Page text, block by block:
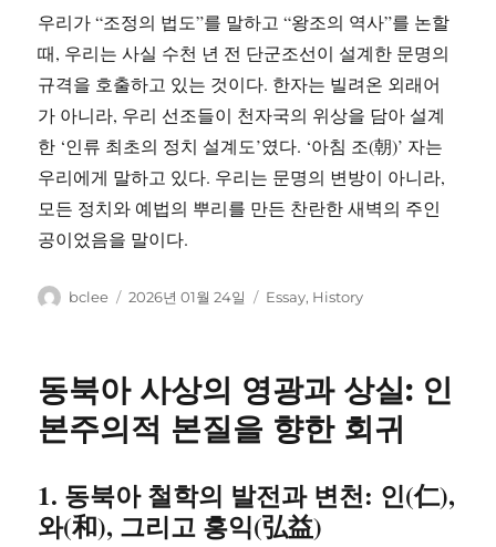
우리가 “조정의 법도”를 말하고 “왕조의 역사”를 논할
때, 우리는 사실 수천 년 전 단군조선이 설계한 문명의
규격을 호출하고 있는 것이다. 한자는 빌려온 외래어
가 아니라, 우리 선조들이 천자국의 위상을 담아 설계
한 ‘인류 최초의 정치 설계도’였다. ‘아침 조(朝)’ 자는
우리에게 말하고 있다. 우리는 문명의 변방이 아니라,
모든 정치와 예법의 뿌리를 만든 찬란한 새벽의 주인
공이었음을 말이다.
글
bclee
작
2026년 01월 24일
카
Essay, History
동북아 사상의 영광과 상실: 인
본주의적 본질을 향한 회귀
1. 동북아 철학의 발전과 변천: 인(仁),
와(和), 그리고 홍익(弘益)